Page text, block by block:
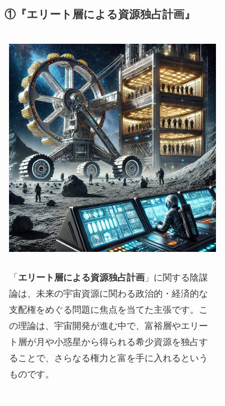
①『エリート層による資源独占計画』
「 エリート層による資源独占計画」に関する陰謀
論は、未来の宇宙資源に関わる政治的・経済的な
支配権をめぐる問題に焦点を当てた主張です。こ
の理論は、宇宙開発が進む中で、富裕層やエリー
ト層が月や小惑星から得られる希少資源を独占す
ることで、さらなる権力と富を手に入れるという
ものです。